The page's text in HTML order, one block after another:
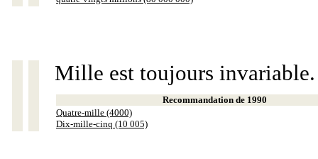
Mille est toujours invariable.
Recommandation de 1990
Quatre-mille (4000)
Dix-mille-cinq (10 005)